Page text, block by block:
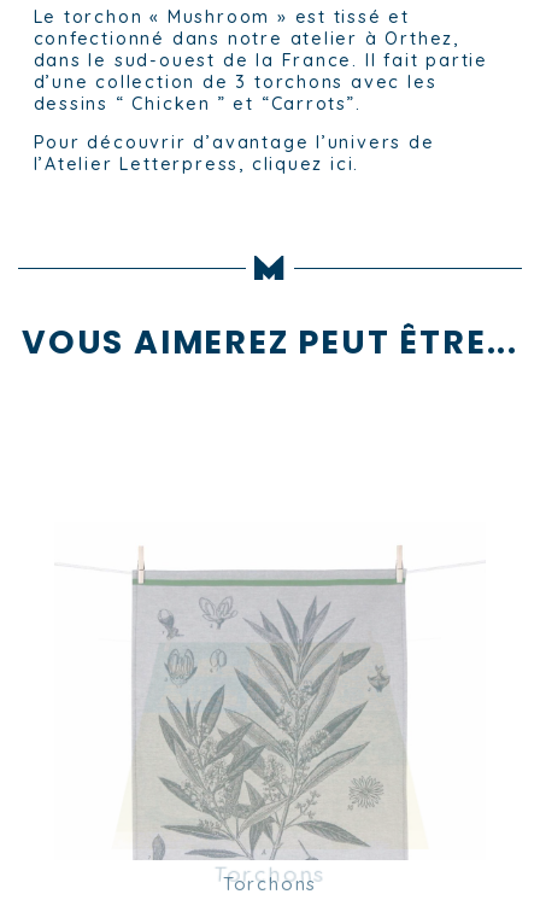
Le torchon « Mushroom » est tissé et
confectionné dans notre atelier à Orthez,
dans le sud-ouest de la France. Il fait partie
d’une collection de 3 torchons avec les
dessins “ Chicken ” et “Carrots”.
Pour découvrir d’avantage l’univers de
l’Atelier Letterpress, cliquez ici.
VOUS AIMEREZ PEUT ÊTRE...
Torchons